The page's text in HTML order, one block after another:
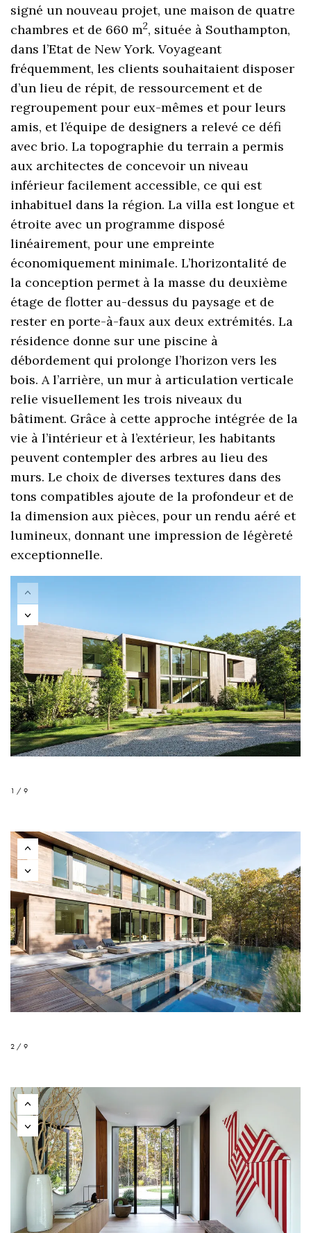
signé un nouveau projet, une maison de quatre
chambres et de 660 m2, située à Southampton,
dans l’Etat de New York. Voyageant
fréquemment, les clients souhaitaient disposer
d’un lieu de répit, de ressourcement et de
regroupement pour eux-mêmes et pour leurs
amis, et l’équipe de designers a relevé ce défi
avec brio. La topographie du terrain a permis
aux architectes de concevoir un niveau
inférieur facilement accessible, ce qui est
inhabituel dans la région. La villa est longue et
étroite avec un programme disposé
linéairement, pour une empreinte
économiquement minimale. L’horizontalité de
la conception permet à la masse du deuxième
étage de flotter au-dessus du paysage et de
rester en porte-à-faux aux deux extrémités. La
résidence donne sur une piscine à
débordement qui prolonge l’horizon vers les
bois. A l’arrière, un mur à articulation verticale
relie visuellement les trois niveaux du
bâtiment. Grâce à cette approche intégrée de la
vie à l’intérieur et à l’extérieur, les habitants
peuvent contempler des arbres au lieu des
murs. Le choix de diverses textures dans des
tons compatibles ajoute de la profondeur et de
la dimension aux pièces, pour un rendu aéré et
lumineux, donnant une impression de légèreté
exceptionnelle.
1 / 9
2 / 9